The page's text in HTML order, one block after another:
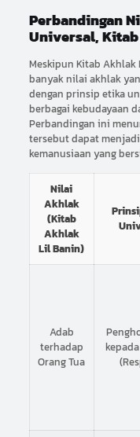
Perbandingan
Universal,
Meskipun Kitab Akhlak
banyak nilai akhlak
dengan prinsip etika
berbagai kebudayaan
Perbandingan ini
tersebut dapat
kemanusiaan yang
Nilai
Akhlak
(Kitab
Akhlak
Lil Banin)
Adab
terhadap
Orang Tua